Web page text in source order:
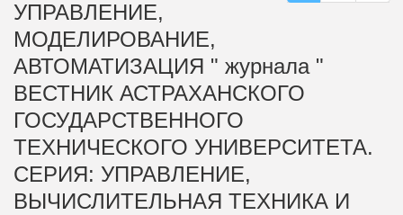
УПРАВЛЕНИЕ,
МОДЕЛИРОВАНИЕ,
АВТОМАТИЗАЦИЯ " журнала "
ВЕСТНИК АСТРАХАНСКОГО
ГОСУДАРСТВЕННОГО
ТЕХНИЧЕСКОГО УНИВЕРСИТЕТА.
СЕРИЯ: УПРАВЛЕНИЕ,
ВЫЧИСЛИТЕЛЬНАЯ ТЕХНИКА И